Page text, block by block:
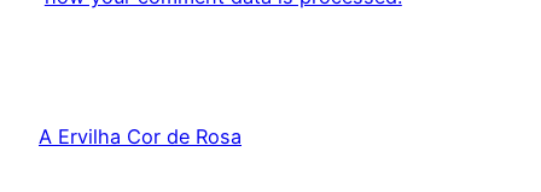
A Ervilha Cor de Rosa